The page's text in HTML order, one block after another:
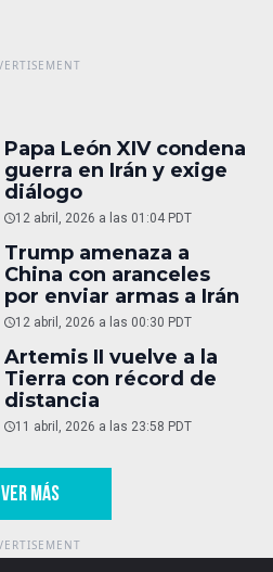
Papa León XIV condena
guerra en Irán y exige
diálogo
12 abril, 2026 a las 01:04 PDT
Trump amenaza a
China con aranceles
por enviar armas a Irán
12 abril, 2026 a las 00:30 PDT
Artemis II vuelve a la
Tierra con récord de
distancia
11 abril, 2026 a las 23:58 PDT
VER MÁS